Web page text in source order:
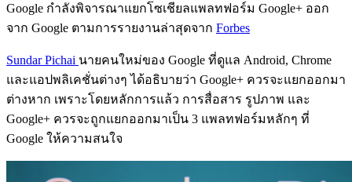
Google กำลังพิจารณาแยกโซเชียลแพลทฟอร์ม Google+ ออก
จาก Google ตามการรายงานล่าสุดจาก Forbes
Sundar Pichai นายคนใหม่ของ Google ที่ดูแล Android, Chrome
และแอปพลิเคชั่นต่างๆ ได้อธิบายว่า Google+ ควรจะแยกออกมา
ต่างหาก เพราะโดยหลักการแล้ว การสื่อสาร รูปภาพ และ
Google+ ควรจะถูกแยกออกมาเป็น 3 แพลทฟอร์มหลักๆ ที่
Google ให้ความสนใจ